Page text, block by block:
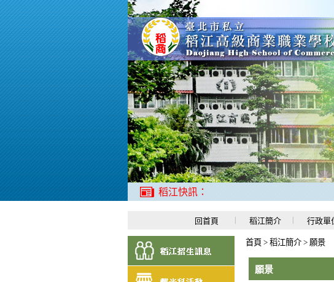
稻江快訊：
回首頁 稻江簡介 行政單
首頁 > 稻江簡介 > 願景
願景